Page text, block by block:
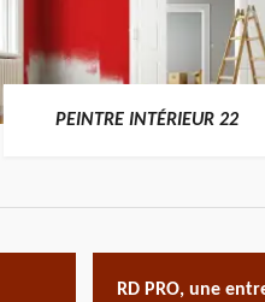
PEINTRE INTÉRIEUR 22
RD PRO, une